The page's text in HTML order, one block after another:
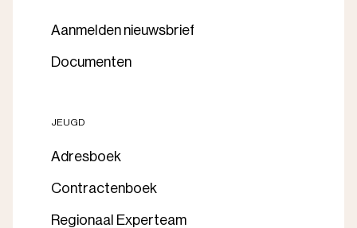
Aanmelden nieuwsbrief
Documenten
JEUGD
Adresboek
Contractenboek
Regionaal Experteam